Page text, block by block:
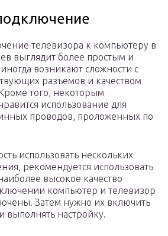
телевизора к компьютеру в
выглядит более простым и
возникают сложности с
разъемов и качеством
того, некоторым
использование для
проводов, проложенных по
использовать нескольких
рекомендуется использовать
высокое качество
компьютер и телевизор
Затем нужно их включить
выполнять настройку.